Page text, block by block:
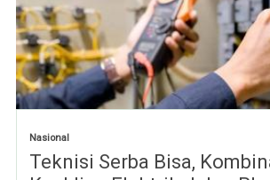
Nasional
Teknisi Serba Bisa,